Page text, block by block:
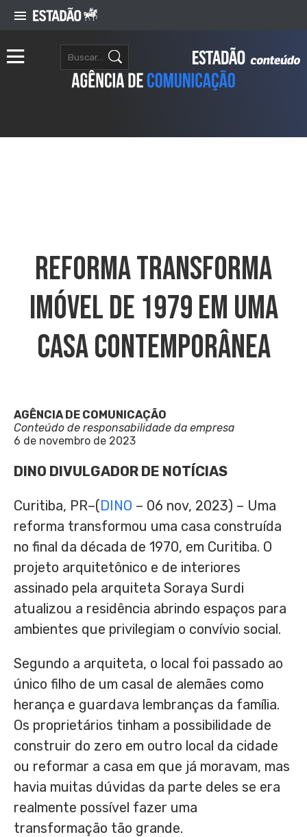
Reforma Transforma
Imóvel De 1979 Em Uma
Casa Contemporânea
AGÊNCIA DE COMUNICAÇÃO
Conteúdo de responsabilidade da empresa
6 de novembro de 2023
DINO DIVULGADOR DE NOTÍCIAS
Curitiba, PR–(DINO – 06 nov, 2023) – Uma
reforma transformou uma casa construída
no final da década de 1970, em Curitiba. O
projeto arquitetônico e de interiores
assinado pela arquiteta Soraya Surdi
atualizou a residência abrindo espaços para
ambientes que privilegiam o convívio social.
Segundo a arquiteta, o local foi passado ao
único filho de um casal de alemães como
herança e guardava lembranças da família.
Os proprietários tinham a possibilidade de
construir do zero em outro local da cidade
ou reformar a casa em que já moravam, mas
havia muitas dúvidas da parte deles se era
realmente possível fazer uma
transformação tão grande.